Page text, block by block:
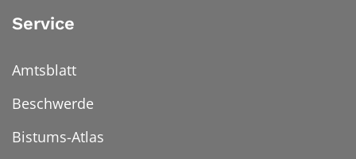
Service
Amtsblatt
Beschwerde
Bistums-Atlas